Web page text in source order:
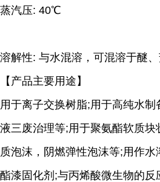
蒸汽压: 40℃
溶解性: 与水混溶，可混溶于醚、
【产品主要用途】
用于离子交换树脂;用于高纯水
液三废治理等;用于聚氨酯软质块
质泡沫，阴燃弹性泡沫等;用作
酯漆固化剂;与丙烯酸微生物的反